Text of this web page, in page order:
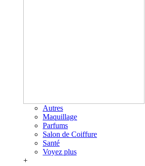
Autres
Maquillage
Parfums
Salon de Coiffure
Santé
Voyez plus
+